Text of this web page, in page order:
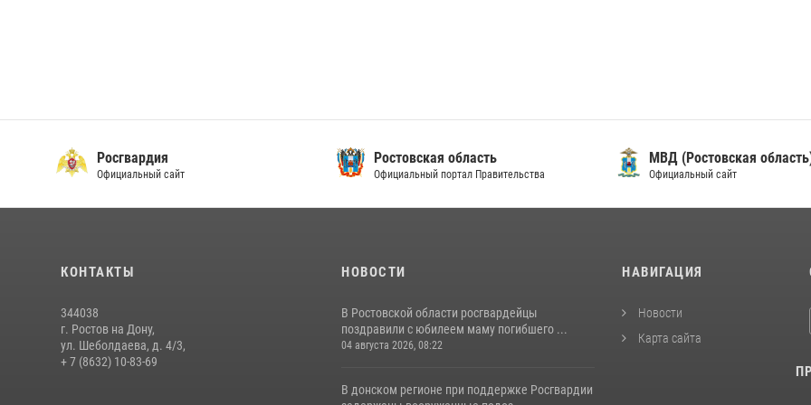
Росгвардия
Официальный сайт
Ростовская область
Официальный портал Правительства
МВД (Ростовская
Официальный сайт
КОНТАКТЫ
344038
г. Ростов на Дону,
ул. Шеболдаева, д. 4/3,
+ 7 (8632) 10-83-69
НОВОСТИ
В Ростовской области росгвардейцы
поздравили с юбилеем маму погибшего ...
04 августа 2026, 08:22
В донском регионе при поддержке Росгвардии
НАВИГАЦИЯ
Новости
Карта сайта